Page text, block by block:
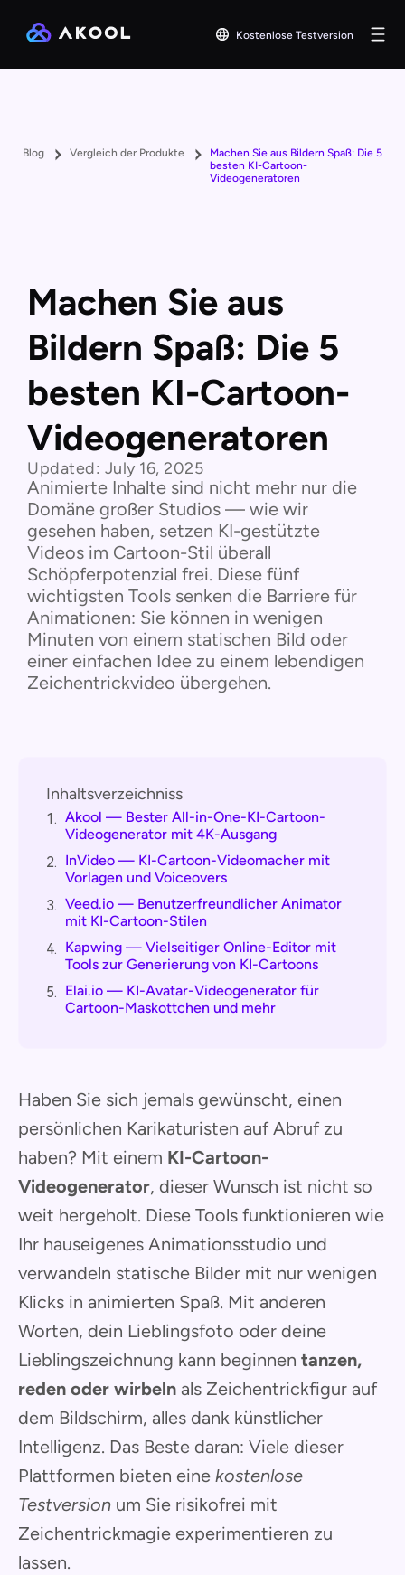
Kostenlose Testversion
Blog Vergleich der Produkte
Machen Sie aus Bildern Spaß: Die 5
besten KI-Cartoon-
Videogeneratoren
Machen Sie aus
Bildern Spaß: Die 5
besten KI-Cartoon-
Videogeneratoren
Updated: July 16, 2025
Animierte Inhalte sind nicht mehr nur die
Domäne großer Studios — wie wir
gesehen haben, setzen KI-gestützte
Videos im Cartoon-Stil überall
Schöpferpotenzial frei. Diese fünf
wichtigsten Tools senken die Barriere für
Animationen: Sie können in wenigen
Minuten von einem statischen Bild oder
einer einfachen Idee zu einem lebendigen
Zeichentrickvideo übergehen.
Inhaltsverzeichniss
1. Akool — Bester All-in-One-KI-Cartoon-
Videogenerator mit 4K-Ausgang
2. InVideo — KI-Cartoon-Videomacher mit
Vorlagen und Voiceovers
3. Veed.io — Benutzerfreundlicher Animator
mit KI-Cartoon-Stilen
4. Kapwing — Vielseitiger Online-Editor mit
Tools zur Generierung von KI-Cartoons
5. Elai.io — KI-Avatar-Videogenerator für
Cartoon-Maskottchen und mehr
Haben Sie sich jemals gewünscht, einen
persönlichen Karikaturisten auf Abruf zu
haben? Mit einem KI-Cartoon-
Videogenerator, dieser Wunsch ist nicht so
weit hergeholt. Diese Tools funktionieren wie
Ihr hauseigenes Animationsstudio und
verwandeln statische Bilder mit nur wenigen
Klicks in animierten Spaß. Mit anderen
Worten, dein Lieblingsfoto oder deine
Lieblingszeichnung kann beginnen tanzen,
reden oder wirbeln als Zeichentrickfigur auf
dem Bildschirm, alles dank künstlicher
Intelligenz. Das Beste daran: Viele dieser
Plattformen bieten eine kostenlose
Testversion um Sie risikofrei mit
Zeichentrickmagie experimentieren zu
lassen.